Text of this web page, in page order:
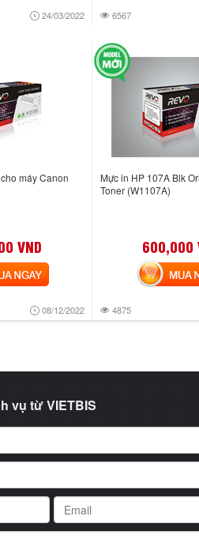
24/03/2022 6567
máy Canon
VND
08/12/2022
Mực in HP 107A Blk
Toner (W1107A)
600,000
4875
MUA
vụ từ VIETBIS